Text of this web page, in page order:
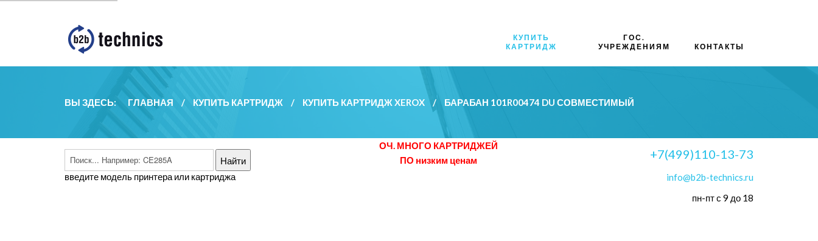
КУПИТЬ
КАРТРИДЖ
ГОС.
УЧРЕЖДЕНИЯМ
КОНТАКТЫ
ВЫ ЗДЕСЬ: ГЛАВНАЯ / КУПИТЬ КАРТРИДЖ / КУПИТЬ КАРТРИДЖ XEROX / БАРАБАН 101R00474 DU СОВМЕСТИМЫЙ
введите модель принтера или картриджа
ОЧ. МНОГО КАРТРИДЖЕЙ
ПО низким ценам
+7(499)110-13-73
info@b2b-technics.ru
пн-пт с 9 до 18